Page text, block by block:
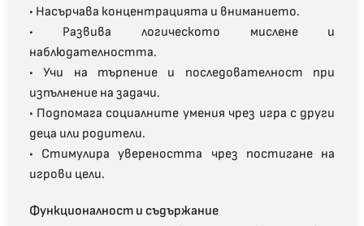
• Насърчава концентрацията и вниманието.
• Развива логическото мислене и
наблюдателността.
• Учи на търпение и последователност при
изпълнение на задачи.
• Подпомага социалните умения чрез игра с други
деца или родители.
• Стимулира увереността чрез постигане на
игрови цели.
Функционалност и съдържание